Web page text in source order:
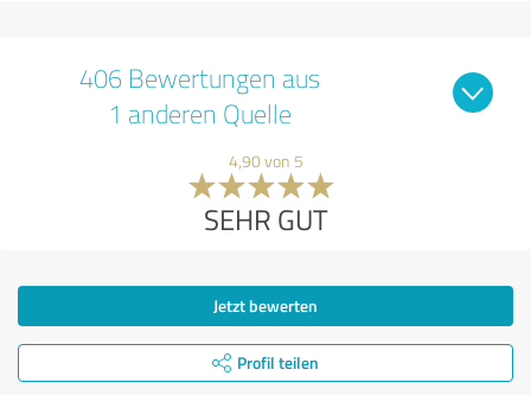
406 Bewertungen aus
1 anderen Quelle
4,90 von 5
SEHR GUT
Jetzt bewerten
Profil teilen